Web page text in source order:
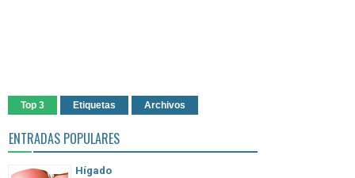
Top 3 Etiquetas Archivos
ENTRADAS POPULARES
Hígado